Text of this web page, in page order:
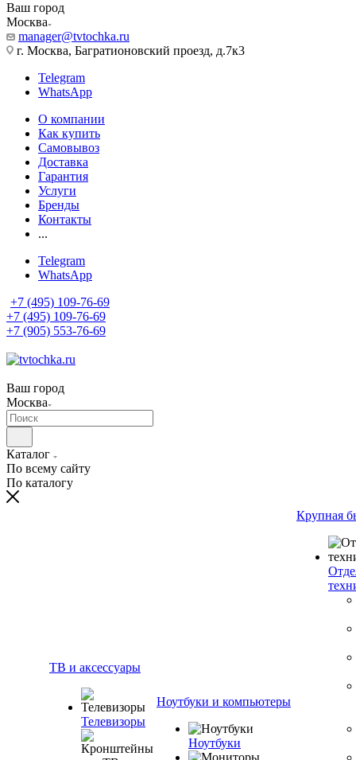
Ваш город
Москва
manager@tvtochka.ru
г. Москва, Багратионовский проезд, д.7к3
Telegram
WhatsApp
О компании
Как купить
Самовывоз
Доставка
Гарантия
Услуги
Бренды
Контакты
...
Telegram
WhatsApp
+7 (495) 109-76-69
+7 (495) 109-76-69
+7 (905) 553-76-69
Ваш город
Москва
Каталог
По всему сайту
По каталогу
ТВ и аксессуары
Телевизоры
Ноутбуки и компьютеры
Ноутбуки
Крупная